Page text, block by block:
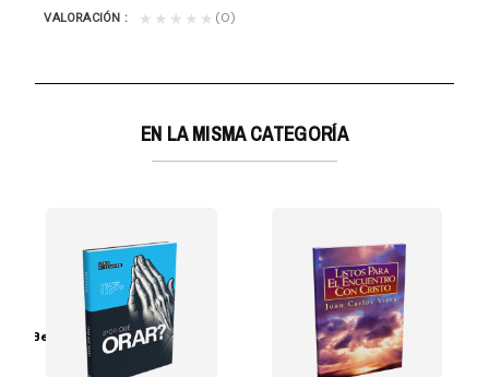
VALORACIÓN ★★★★★ (0)
EN LA MISMA CATEGORÍA
el cerebro?...
Bezerra Y Aline Lüdtke
y la historia de las naciones Una manera...